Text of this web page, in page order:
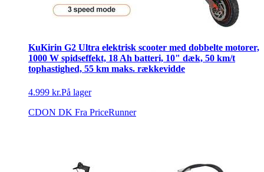
KuKirin G2 Ultra elektrisk scooter med dobbelte motorer,
1000 W spidseffekt, 18 Ah batteri, 10" dæk, 50 km/t
tophastighed, 55 km maks. rækkevidde
4.999 kr.På lager
CDON DK Fra PriceRunner